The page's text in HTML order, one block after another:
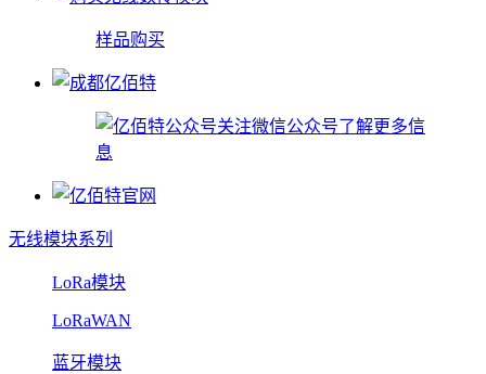
样品购买
关注微信公众号了解更多信
息
无线模块系列
LoRa模块
LoRaWAN
蓝牙模块